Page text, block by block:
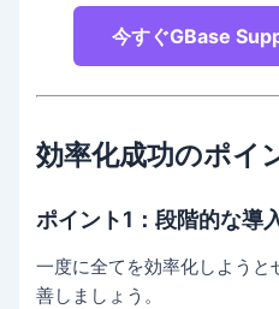
今すぐGBase
効率化成功のポイ
ポイント1：段階的な導
一度に全てを効率化しようと
善しましょう。